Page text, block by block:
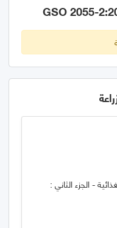
- الجزء الثاني :